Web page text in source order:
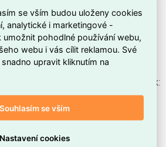
Leštěný Titan, Sedna
SDD372803U(EAN:
řadySedna Elementsv
ztermoplastu a málesklýpovrch.
horizontálních i vertikálních jednotek:
10 mm, mechanickou ochranuIK02
i svislese
se vším budou uloženy cookies
analytické i marketingové -
umožnit pohodlné používání webu,
webu i vás cílit reklamou. Své
upravit kliknutím na
Souhlasím se vším
Nastavení cookies